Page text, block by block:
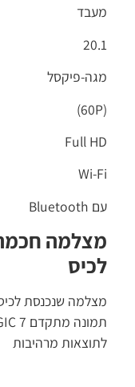
מעבד
20.1
מגה-פיקסל
(60P)
Full HD
Wi-Fi
עם Bluetooth
מצלמה
לכיס
מצלמה שנכנסת
לתוצאות מרהיבות